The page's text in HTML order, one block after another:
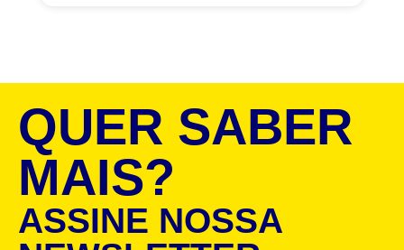
QUER SABER
MAIS?
ASSINE NOSSA